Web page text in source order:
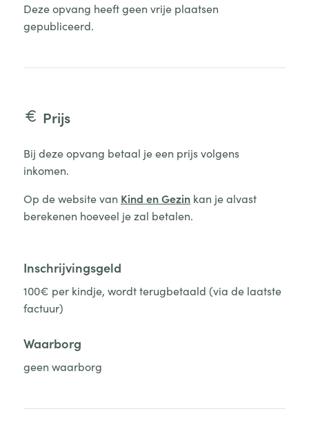
Deze opvang heeft geen vrije plaatsen
gepubliceerd.
Prijs
Bij deze opvang betaal je een prijs volgens
inkomen.
Op de website van Kind en Gezinkan je alvast
berekenen hoeveel je zal betalen.
Inschrijvingsgeld
100€ per kindje, wordt terugbetaald (via de laatste
factuur)
Waarborg
geen waarborg